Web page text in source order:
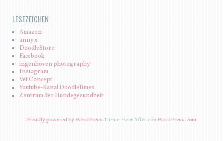
LESEZEICHEN
Amazon
anny x
DoodleStore
Facebook
ingenhoven photography
Instagram
Vet Concept
Youtube-Kanal DoodleTimes
Zentrum der Hundegesundheit
Proudly powered by WordPressTheme: Ever After vonWordPress.com.